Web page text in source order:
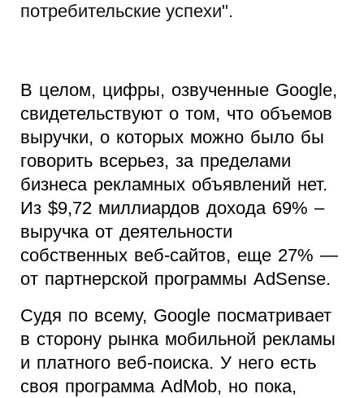
потребительские успехи".
В целом, цифры, озвученные Google,
свидетельствуют о том, что объемов
выручки, о которых можно было бы
говорить всерьез, за пределами
бизнеса рекламных объявлений нет.
Из $9,72 миллиардов дохода 69% –
выручка от деятельности
собственных веб-сайтов, еще 27% —
от партнерской программы AdSense.
Судя по всему, Google посматривает
в сторону рынка мобильной рекламы
и платного веб-поиска. У него есть
своя программа AdMob, но пока,